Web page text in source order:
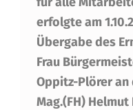
L
I
C
H
erfolgte am
Übergabe des
Frau
Oppitz-Plörer
Mag.(FH) Helmut